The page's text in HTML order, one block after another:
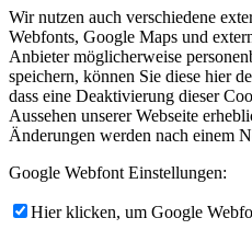
Wir nutzen auch verschiedene
Webfonts, Google Maps und
Anbieter möglicherweise
speichern, können Sie diese hier
dass eine Deaktivierung dieser
Aussehen unserer Webseite
Änderungen werden nach einem
Google Webfont Einstellungen:
Hier klicken, um Google